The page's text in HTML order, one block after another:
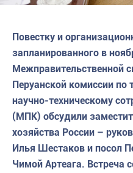
Повестку и
запланированного в
Межправительственной
Перуанской комиссии по
научно-техническому
(МПК) обсудили
хозяйства России –
Илья Шестаков и посол
Чимой Артеага. Встреча